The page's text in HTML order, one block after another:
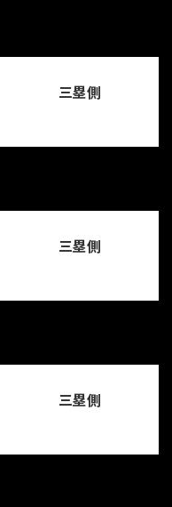
三塁側
三塁側
三塁側